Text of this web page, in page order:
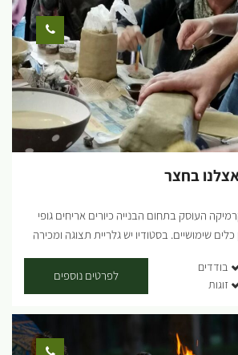
של נשימה ונשמה ארוחות בוקר מפנקות בליווי
פתוחה. הסדנאות לגילאי 18+ ...
בחצר
העוסק בתחום הבנייה כיורים אריחים גופי
שימושיים. בסטודיו יש גלריית תצוגה ומכירה
קבועים מורות בשנת שבתון יכולות ללמוד
ניתן לתאם סדנאות חד פעמיות. ועדי עובדים,
בודדים
זוגות
לפרטים נוספים